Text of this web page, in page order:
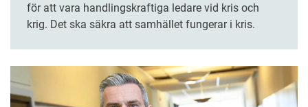
för att vara handlingskraftiga ledare vid kris och
krig. Det ska säkra att samhället fungerar i kris.